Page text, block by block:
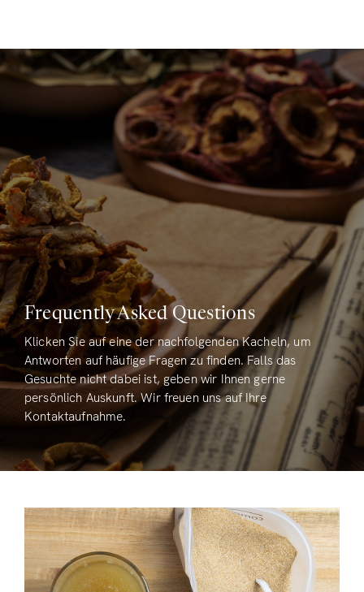
Frequently Asked Questions
Klicken Sie auf eine der nachfolgenden Kacheln, um
Antworten auf häufige Fragen zu finden. Falls das
Gesuchte nicht dabei ist, geben wir Ihnen gerne
persönlich Auskunft. Wir freuen uns auf Ihre
Kontaktaufnahme.